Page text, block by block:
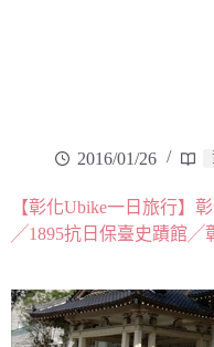
2016/01/26
【彰化Ubike一日旅行】
╱1895抗日保臺史蹟館╱